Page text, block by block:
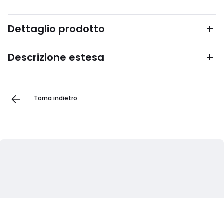
Dettaglio prodotto
Descrizione estesa
Torna indietro